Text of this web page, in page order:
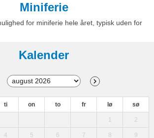
Miniferie
for miniferie hele året, typisk uden for
Kalender
ti on to fr lø sø
1 2
4 5 6 7 8 9